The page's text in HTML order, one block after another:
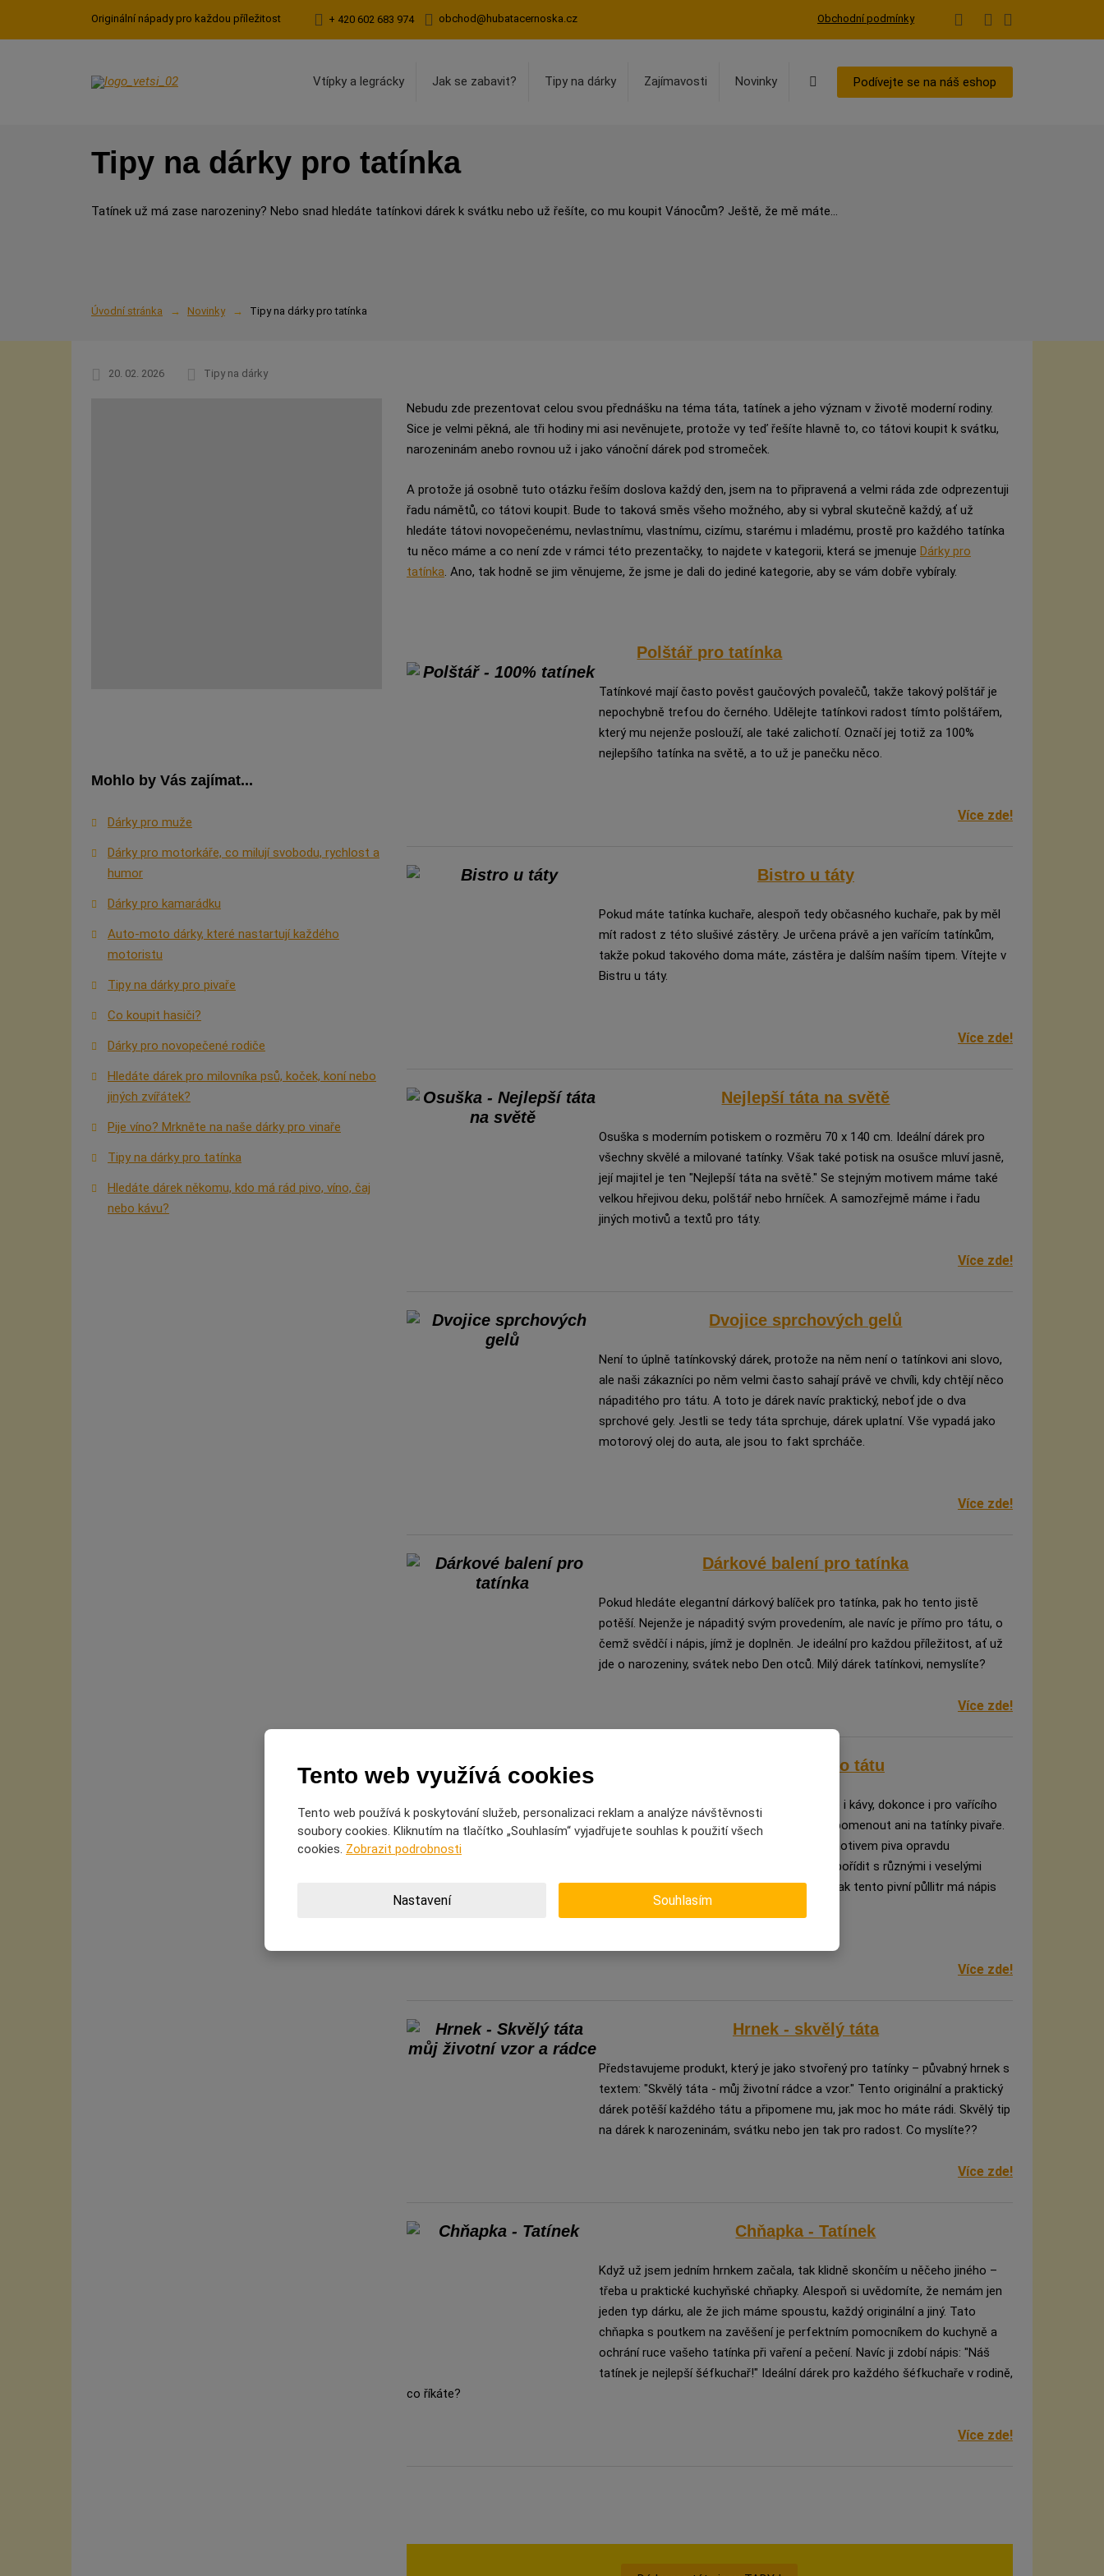
Originální nápady pro každou příležitost + 420 602 683 974 obchod@hubatacernoska.cz Obchodní podmínky
Vtípky a legrácky Jak se zabavit? Tipy na dárky Zajímavosti Novinky VyhledáváníPodívejte se na náš eshop
Tipy na dárky pro tatínka
Tatínek už má zase narozeniny? Nebo snad hledáte tatínkovi dárek k svátku nebo už řešíte, co mu koupit Vánocům? Ještě, že mě máte...
Úvodní stránka Novinky Tipy na dárky pro tatínka
20. 02. 2026 Tipy na dárky
Mohlo by Vás zajímat...
Dárky pro muže
Dárky pro motorkáře, co milují svobodu, rychlost a
humor
Dárky pro kamarádku
Auto-moto dárky, které nastartují každého
motoristu
Tipy na dárky pro pivaře
Co koupit hasiči?
Dárky pro novopečené rodiče
Hledáte dárek pro milovníka psů, koček, koní nebo
jiných zvířátek?
Pije víno? Mrkněte na naše dárky pro vinaře
Tipy na dárky pro tatínka
Hledáte dárek někomu, kdo má rád pivo, víno, čaj
nebo kávu?
Nebudu zde prezentovat celou svou přednášku na téma táta, tatínek a jeho význam v životě moderní rodiny.
Sice je velmi pěkná, ale tři hodiny mi asi nevěnujete, protože vy teď řešíte hlavně to, co tátovi koupit k svátku,
narozeninám anebo rovnou už i jako vánoční dárek pod stromeček.
A protože já osobně tuto otázku řeším doslova každý den, jsem na to připravená a velmi ráda zde odprezentuji
řadu námětů, co tátovi koupit. Bude to taková směs všeho možného, aby si vybral skutečně každý, ať už
hledáte tátovi novopečenému, nevlastnímu, vlastnímu, cizímu, starému i mladému, prostě pro každého tatínka
tu něco máme a co není zde v rámci této prezentačky, to najdete v kategorii, která se jmenuje Dárky pro
tatínka. Ano, tak hodně se jim věnujeme, že jsme je dali do jediné kategorie, aby se vám dobře vybíraly.
Polštář pro tatínka
Tatínkové mají často pověst gaučových povalečů, takže takový polštář je
nepochybně trefou do černého. Udělejte tatínkovi radost tímto polštářem,
který mu nejenže poslouží, ale také zalichotí. Označí jej totiž za 100%
nejlepšího tatínka na světě, a to už je panečku něco.
Více zde!
Bistro u táty
Pokud máte tatínka kuchaře, alespoň tedy občasného kuchaře, pak by měl
mít radost z této slušivé zástěry. Je určena právě a jen vařícím tatínkům,
takže pokud takového doma máte, zástěra je dalším naším tipem. Vítejte v
Bistru u táty.
Více zde!
Nejlepší táta na světě
Osuška s moderním potiskem o rozměru 70 x 140 cm. Ideální dárek pro
všechny skvělé a milované tatínky. Však také potisk na osušce mluví jasně,
její majitel je ten "Nejlepší táta na světě." Se stejným motivem máme také
velkou hřejivou deku, polštář nebo hrníček. A samozřejmě máme i řadu
jiných motivů a textů pro táty.
Více zde!
Dvojice sprchových gelů
Není to úplně tatínkovský dárek, protože na něm není o tatínkovi ani slovo,
ale naši zákazníci po něm velmi často sahají právě ve chvíli, kdy chtějí něco
nápaditého pro tátu. A toto je dárek navíc praktický, neboť jde o dva
sprchové gely. Jestli se tedy táta sprchuje, dárek uplatní. Vše vypadá jako
motorový olej do auta, ale jsou to fakt sprcháče.
Více zde!
Dárkové balení pro tatínka
Pokud hledáte elegantní dárkový balíček pro tatínka, pak ho tento jistě
potěší. Nejenže je nápaditý svým provedením, ale navíc je přímo pro tátu, o
čemž svědčí i nápis, jímž je doplněn. Je ideální pro každou příležitost, ať už
jde o narozeniny, svátek nebo Den otců. Milý dárek tatínkovi, nemyslíte?
Více zde!
Pivní půllitr pro tátu
Měli jsme tu něco pro tátu vinaře, pijana čaje i kávy, dokonce i pro vařícího
tátu kuchaře i gril mistra, tak nemůžeme zapomenout ani na tatínky pivaře.
Navíc když právě pro pivaře máme dárků s motivem piva opravdu
požehnaně. Půllitr mu samozřejmě můžete pořídit s různými i veselými
texty, ale jestli chcete něco fakt pro taťku, tak tento pivní půllitr má nápis
"Nejlepší táta". A to je asi ten Váš, ne?
Více zde!
Hrnek - skvělý táta
Představujeme produkt, který je jako stvořený pro tatínky – půvabný hrnek s
textem: "Skvělý táta - můj životní rádce a vzor." Tento originální a praktický
dárek potěší každého tátu a připomene mu, jak moc ho máte rádi. Skvělý tip
na dárek k narozeninám, svátku nebo jen tak pro radost. Co myslíte??
Více zde!
Chňapka - Tatínek
Když už jsem jedním hrnkem začala, tak klidně skončím u něčeho jiného –
třeba u praktické kuchyňské chňapky. Alespoň si uvědomíte, že nemám jen
jeden typ dárku, ale že jich máme spoustu, každý originální a jiný. Tato
chňapka s poutkem na zavěšení je perfektním pomocníkem do kuchyně a
ochrání ruce vašeho tatínka při vaření a pečení. Navíc ji zdobí nápis: "Náš
tatínek je nejlepší šéfkuchař!" Ideální dárek pro každého šéfkuchaře v rodině,
co říkáte?
Více zde!
Tento web využívá cookies
Tento web používá k poskytování služeb, personalizaci reklam a analýze návštěvnosti
soubory cookies. Kliknutím na tlačítko „Souhlasím“ vyjadřujete souhlas k použití všech
cookies. Zobrazit podrobnosti
Nastavení Souhlasím